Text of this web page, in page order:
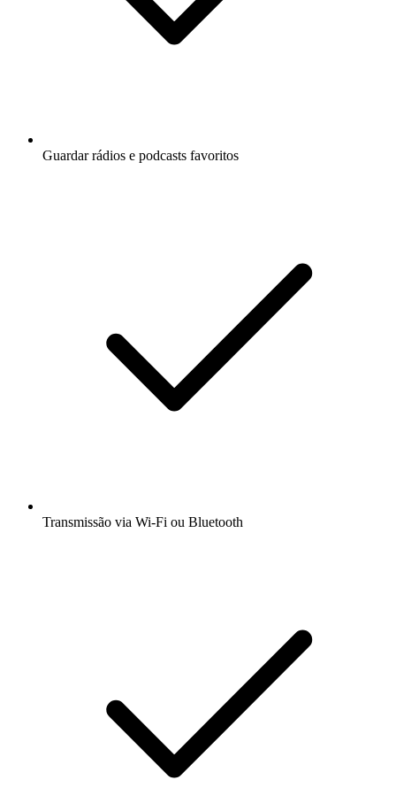
Guardar rádios e podcasts favoritos
Transmissão via Wi-Fi ou Bluetooth